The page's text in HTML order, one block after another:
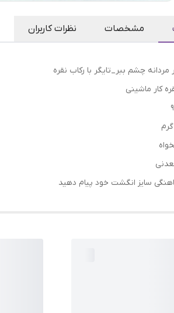
مشخصات نظرات کاربران
مردانه چشم ببر_تایگر با رکاب نقره
کار ماشینی
سایز انگشت خود پیام دهید